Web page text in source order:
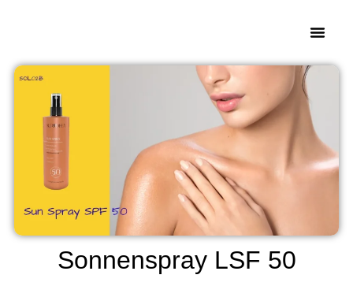
Sonnenspray LSF 50